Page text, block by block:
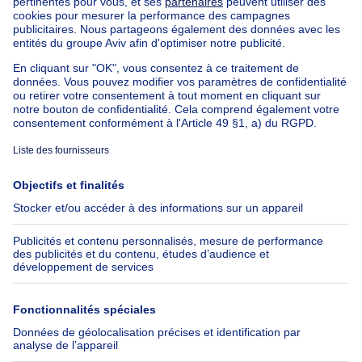
Nos maisons hors de la Belgique
Maison à vendre France
Maison à vendre Espagne
Maison à vendre Italie
Maison à vendre Luxembourg
Maison à vendre Pays-bas
À propos
Immoweb
Presse
Emplois
Groupe Axel Springer
SeLoger.com
Immowelt.de
Outils
Belfius
Assurances
Check-list déménagement
Aide
FAQ
Suivez-nous